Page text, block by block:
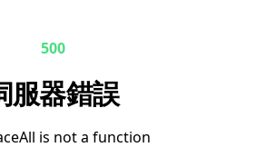
500
服器錯誤
is not a function